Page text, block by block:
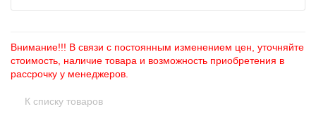
Внимание!!! В связи с постоянным изменением цен, уточняйте
стоимость, наличие товара и возможность приобретения в
рассрочку у менеджеров.
К списку товаров